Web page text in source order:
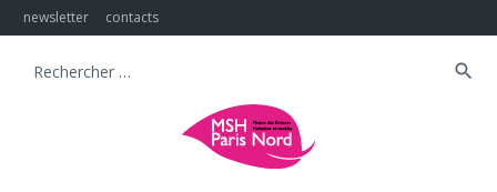
Skip
to
newsletter contacts
Search
search